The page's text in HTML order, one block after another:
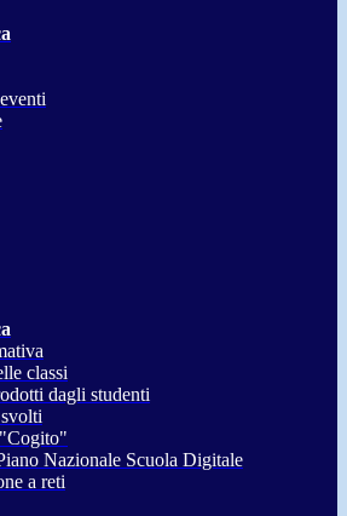
classi
dagli studenti
Nazionale Scuola Digitale
a reti